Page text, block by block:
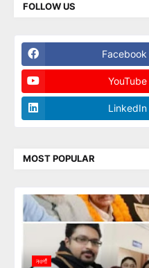
FOLLOW US
Facebook
YouTube
LinkedIn
MOST POPULAR
নওগাঁ